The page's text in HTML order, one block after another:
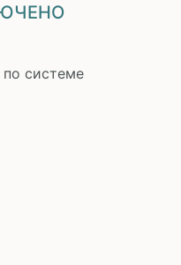
системе